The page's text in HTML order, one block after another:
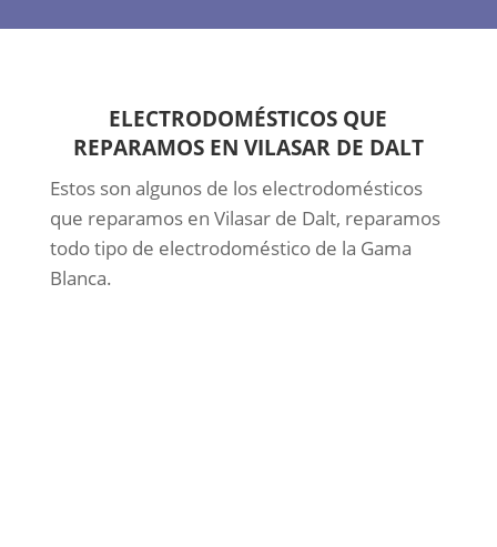
ELECTRODOMÉSTICOS QUE
REPARAMOS EN VILASAR DE DALT
Estos son algunos de los electrodomésticos
que reparamos en Vilasar de Dalt, reparamos
todo tipo de electrodoméstico de la Gama
Blanca.